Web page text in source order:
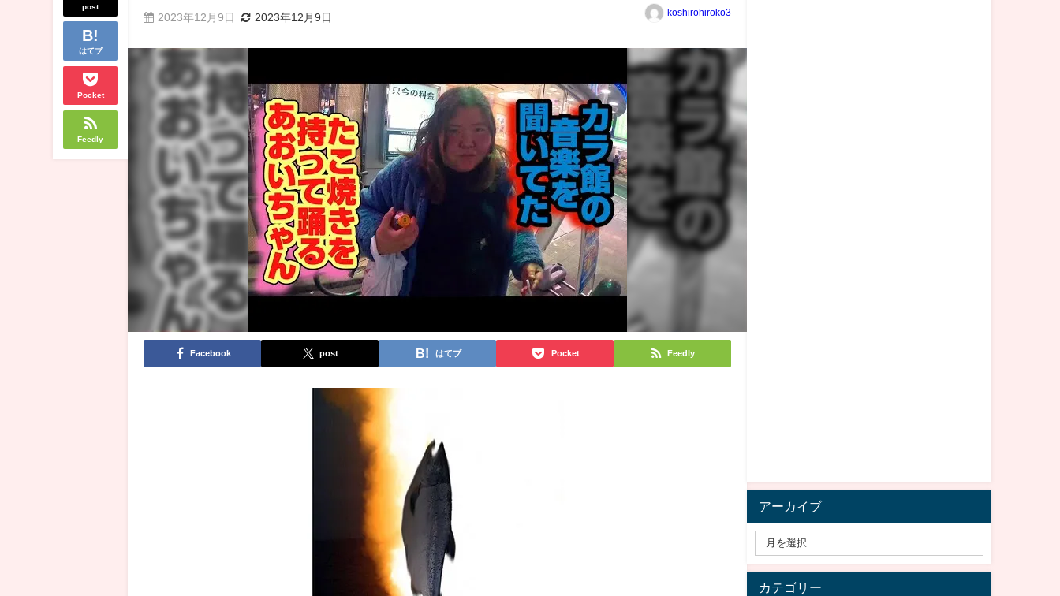
post
はてブ
Pocket
Feedly
2023年12月9日 2023年12月9日 koshirohiroko3
Facebook post はてブ Pocket Feedly
アーカイブ
カテゴリー